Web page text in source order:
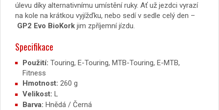
úlevu díky alternativnímu umístění ruky. Ať už jezdci vyrazí
na kole na krátkou vyjížďku, nebo sedí v sedle celý den –
GP2 Evo BioKork jim zpříjemní jízdu.
Specifikace
Použití: Touring, E-Touring, MTB-Touring, E-MTB,
Fitness
Hmotnost: 260 g
Velikost: L
Barva: Hnědá / Černá